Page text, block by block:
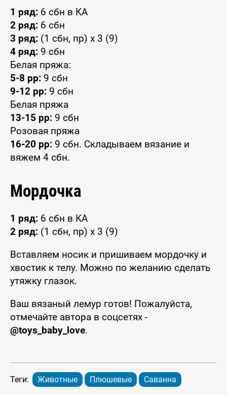
1 ряд: 6 сбн в КА
2 ряд: 6 сбн
3 ряд: (1 сбн, пр) х 3 (9)
4 ряд: 9 сбн
Белая пряжа:
5-8 pp: 9 сбн
9-12 pp: 9 сбн
Белая пряжа
13-15 pp: 9 сбн
Розовая пряжа
16-20 pp: 9 сбн. Складываем вязание и
вяжем 4 сбн.
Мордочка
1 ряд: 6 сбн в КА
2 ряд: (1 сбн, пр) х 3 (9)
Вставляем носик и пришиваем мордочку и
хвостик к телу. Можно по желанию сделать
утяжку глазок.
Ваш вязаный лемур готов! Пожалуйста,
отмечайте автора в соцсетях -
@toys_baby_love.
Теги: Животные Плюшевые Саванна